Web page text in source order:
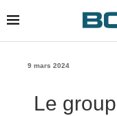
9 mars 2024
Le